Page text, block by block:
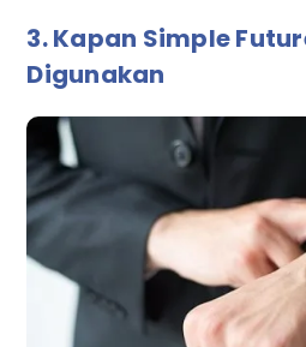
3. Kapan Simple
Digunakan